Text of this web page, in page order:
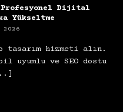
Profesyonel Dijital
Yükseltme
2026
tasarım hizmeti alın.
ve SEO dostu